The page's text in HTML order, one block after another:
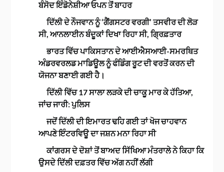
ਬੰਸੋਦ ਇੰਡੋਨੇਸ਼ੀਆ ਓਪਨ ਤੋਂ ਬਾਹਰ
ਦਿੱਲੀ ਦੇ ਨੌਜਵਾਨ ਨੂੰ ‘ਗੈਂਗਸਟਰ ਵਰਗੀ’ ਤਸਵੀਰ ਦੀ ਲੋੜ
ਸੀ, ਆਨਲਾਈਨ ਬੰਦੂਕਾਂ ਦਿਖਾ ਰਿਹਾ ਸੀ, ਗ੍ਰਿਫ਼ਤਾਰ
ਭਾਰਤ ਵਿੱਚ ਪਾਕਿਸਤਾਨ ਦੇ ਆਈਐਸਆਈ-ਸਮਰਥਿਤ
ਅੰਡਰਵਰਲਡ ਮਾਡਿਊਲ ਨੂੰ ਫੰਡਿੰਗ ਰੂਟ ਦੀ ਵਰਤੋਂ ਕਰਨ ਦੀ
ਯੋਜਨਾ ਬਣਾਈ ਗਈ ਹੈ।
ਦਿੱਲੀ ਵਿੱਚ 17 ਸਾਲਾ ਲੜਕੇ ਦੀ ਚਾਕੂ ਮਾਰ ਕੇ ਹੱਤਿਆ,
ਜਾਂਚ ਜਾਰੀ: ਪੁਲਿਸ
ਜਦੋਂ ਦਿੱਲੀ ਦੀ ਇਮਾਰਤ ਢਹਿ ਗਈ ਤਾਂ ਖੋਜ ਚਾਹਵਾਨ
ਆਪਣੇ ਇੰਟਰਵਿਊ ਦਾ ਜਸ਼ਨ ਮਨਾ ਰਿਹਾ ਸੀ
ਕਾਂਗਰਸ ਦੇ ਦੋਸ਼ਾਂ ਤੋਂ ਬਾਅਦ ਸਿੱਖਿਆ ਮੰਤਰਾਲੇ ਨੇ ਕਿਹਾ ਕਿ
ਉਸਦੇ ਦਿੱਲੀ ਦਫ਼ਤਰ ਵਿੱਚ ਅੱਗ ਨਹੀਂ ਲੱਗੀ